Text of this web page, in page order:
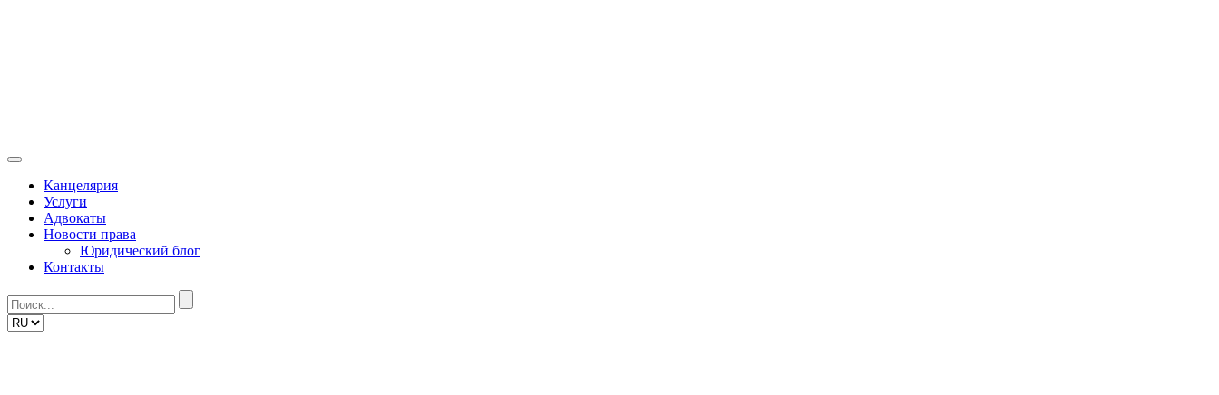
Канцелярия
Услуги
Адвокаты
Новости права
Юридический блог
Контакты